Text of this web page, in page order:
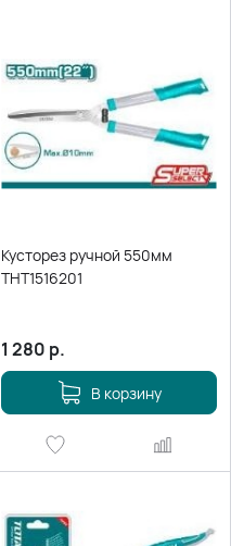
Кусторез ручной 550мм
THT1516201
1 280 р.
В корзину